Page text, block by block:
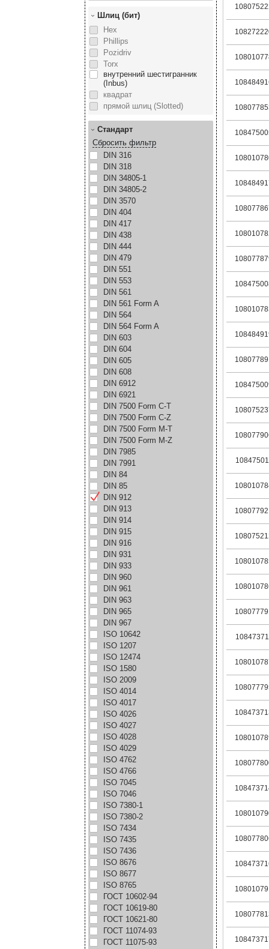
Шлиц (бит)
Hex
Phillips
Pozidriv
Torx
внутренний шестигранник
(Inbus)
квадрат
прямой шлиц (Slotted)
Стандарт
Сбросить фильтр
DIN 316
DIN 318
DIN 34805-1
DIN 34805-2
DIN 3570
DIN 404
DIN 417
DIN 438
DIN 444
DIN 479
DIN 551
DIN 553
DIN 561
DIN 561 Form A
DIN 564
DIN 564 Form A
DIN 603
DIN 604
DIN 605
DIN 608
DIN 6912
DIN 6921
DIN 7500 Form C-T
DIN 7500 Form C-Z
DIN 7500 Form M-T
DIN 7500 Form M-Z
DIN 7985
DIN 7991
DIN 84
DIN 85
DIN 912
DIN 913
DIN 914
DIN 915
DIN 916
DIN 931
DIN 933
DIN 960
DIN 961
DIN 963
DIN 965
DIN 967
ISO 10642
ISO 1207
ISO 12474
ISO 1580
ISO 2009
ISO 4014
ISO 4017
ISO 4026
ISO 4027
ISO 4028
ISO 4029
ISO 4762
ISO 4766
ISO 7045
ISO 7046
ISO 7380-1
ISO 7380-2
ISO 7434
ISO 7435
ISO 7436
ISO 8676
ISO 8677
ISO 8765
ГОСТ 10602-94
ГОСТ 10619-80
ГОСТ 10621-80
ГОСТ 11074-93
ГОСТ 11075-93